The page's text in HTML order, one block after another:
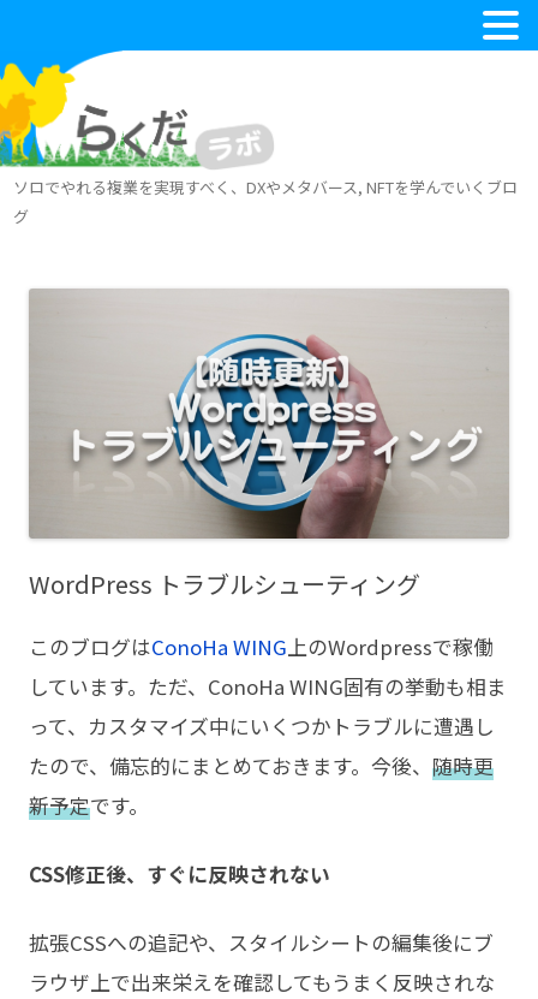
ソロでやれる複業を実現すべく、DXやメタバース, NFTを学んでいくブロ
グ
ン
ン
ツ
へ
ス
キ
ッ
プ
WordPress トラブルシューティング
このブログはConoHa WING上のWordpressで稼働
しています。ただ、ConoHa WING固有の挙動も相ま
って、カスタマイズ中にいくつかトラブルに遭遇し
たので、備忘的にまとめておきます。今後、 随時更
新予定です。
CSS修正後、すぐに反映されない
拡張CSSへの追記や、スタイルシートの編集後にブ
ラウザ上で出来栄えを確認してもうまく反映されな